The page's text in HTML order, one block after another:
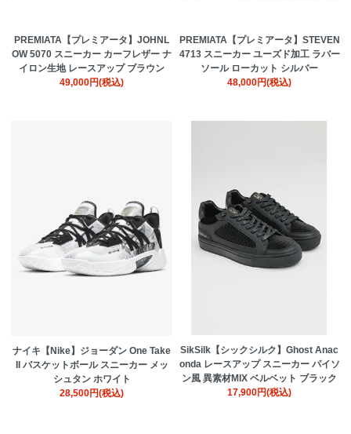
PREMIATA【プレミアータ】JOHNL
OW 5070 スニーカー カーフレザー ナ
イロン生地 レースアップ ブラウン
49,000円(税込)
PREMIATA【プレミアータ】STEVEN
4713 スニーカー ユーズド加工 ラバー
ソール ローカット シルバー
48,000円(税込)
ナイキ【Nike】ジョーダン One Take
II バスケットボール スニーカー メッ
シュタン ホワイト
28,500円(税込)
SikSilk【シックシルク】Ghost Anac
onda レースアップ スニーカー パイソ
ン風 異素材MIX ベルベット ブラック
17,900円(税込)